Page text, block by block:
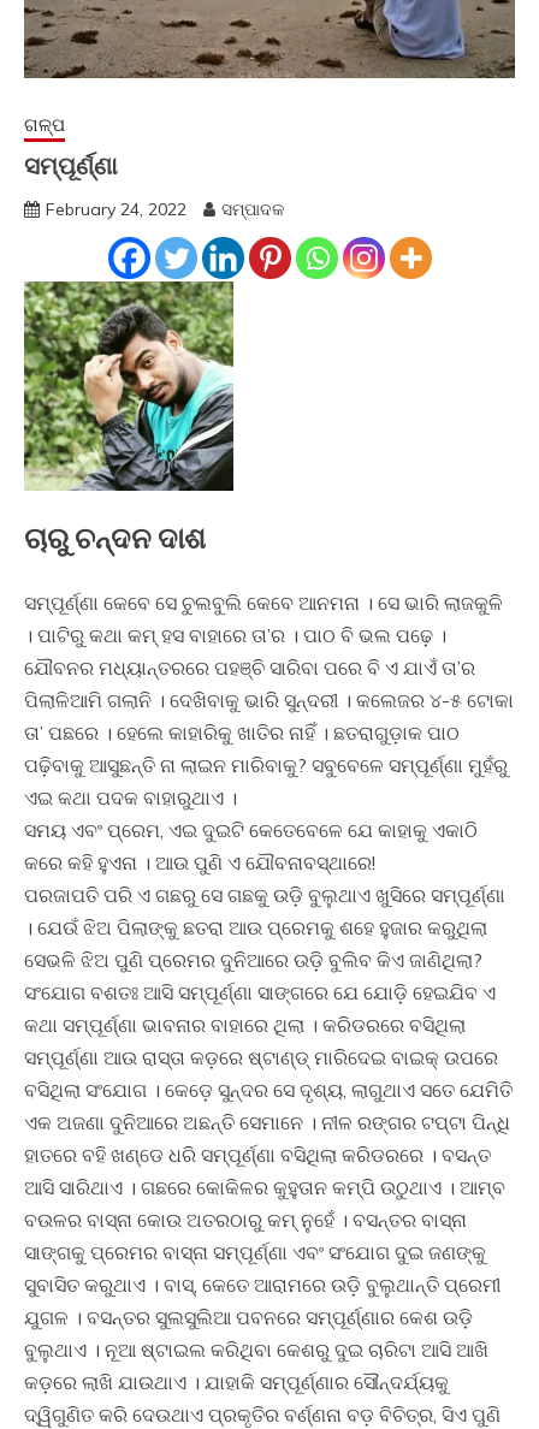
ଗଳ୍ପ
ସମ୍ପୂର୍ଣ୍ଣା
February 24, 2022 ସମ୍ପାଦକ
ଚାରୁ ଚନ୍ଦନ ଦାଶ
ସମ୍ପୂର୍ଣ୍ଣା କେବେ ସେ ଚୁଲବୁଲି କେବେ ଆନମନା । ସେ ଭାରି ଲାଜକୁଳି
। ପାଟିରୁ କଥା କମ୍‍ ହସ ବାହାରେ ତା’ର । ପାଠ ବି ଭଲ ପଢ଼େ ।
ଯୌବନର ମଧ୍ୟାନ୍ତରରେ ପହଞ୍ଚି ସାରିବା ପରେ ବି ଏ ଯାଏଁ ତା’ର
ପିଲାଳିଆମି ଗଲାନି । ଦେଖିବାକୁ ଭାରି ସୁନ୍ଦରୀ । କଲେଜର ୪-୫ ଟୋକା
ତା’ ପଛରେ । ହେଲେ କାହାରିକୁ ଖାତିର ନାହିଁ । ଛତରାଗୁଡ଼ାକ ପାଠ
ପଢ଼ିବାକୁ ଆସୁଛନ୍ତି ନା ଲାଇନ ମାରିବାକୁ? ସବୁବେଳେ ସମ୍ପୂର୍ଣ୍ଣା ମୁହଁରୁ
ଏଇ କଥା ପଦକ ବାହାରୁଥାଏ ।
ସମୟ ଏବଂ ପ୍ରେମ, ଏଇ ଦୁଇଟି କେତେବେଳେ ଯେ କାହାକୁ ଏକାଠି
କରେ କହି ହୁଏନା । ଆଉ ପୁଣି ଏ ଯୌବନାବସ୍ଥାରେ!
ପରଜାପତି ପରି ଏ ଗଛରୁ ସେ ଗଛକୁ ଉଡି଼ ବୁଲୁଥାଏ ଖୁସିରେ ସମ୍ପୂର୍ଣ୍ଣା
। ଯେଉଁ ଝିଅ ପିଲାଙ୍କୁ ଛତରା ଆଉ ପ୍ରେମକୁ ଶହେ ହୁଜାର କରୁଥିଲା
ସେଭଳି ଝିଅ ପୁଣି ପ୍ରେମର ଦୁନିଆରେ ଉଡି଼ ବୁଲିବ କିଏ ଜାଣିଥିଲା?
ସଂଯୋଗ ବଶତଃ ଆସି ସମ୍ପୂର୍ଣ୍ଣା ସାଙ୍ଗରେ ଯେ ଯୋଡି଼ ହେଇଯିବ ଏ
କଥା ସମ୍ପୂର୍ଣ୍ଣା ଭାବନାର ବାହାରେ ଥିଲା । କରିଡରରେ ବସିଥିଲା
ସମ୍ପୂର୍ଣ୍ଣା ଆଉ ରାସ୍ତା କଡ଼ରେ ଷ୍ଟାଣ୍ଡ୍‍ ମାରିଦେଇ ବାଇକ୍‍ ଉପରେ
ବସିଥିଲା ସଂଯୋଗ । କେଡ଼େ ସୁନ୍ଦର ସେ ଦୃଶ୍ୟ, ଲାଗୁଥାଏ ସତେ ଯେମିତି
ଏକ ଅଜଣା ଦୁନିଆରେ ଅଛନ୍ତି ସେମାନେ । ନୀଳ ରଙ୍ଗର ଟପ୍‍ଟା ପିନ୍ଧି
ହାତରେ ବହି ଖଣ୍ଡେ ଧରି ସମ୍ପୂର୍ଣ୍ଣା ବସିଥିଲା କରିଡରରେ । ବସନ୍ତ
ଆସି ସାରିଥାଏ । ଗଛରେ କୋକିଳର କୁହୁତାନ କମ୍ପି ଉଠୁଥାଏ । ଆମ୍ବ
ବଉଳର ବାସ୍ନା କୋଉ ଅତରଠାରୁ କମ୍‍ ନୁହେଁ । ବସନ୍ତର ବାସ୍ନା
ସାଙ୍ଗକୁ ପ୍ରେମର ବାସ୍ନା ସମ୍ପୂର୍ଣ୍ଣା ଏବଂ ସଂଯୋଗ ଦୁଇ ଜଣଙ୍କୁ
ସୁବାସିତ କରୁଥାଏ । ବାସ୍‍, କେତେ ଆରାମରେ ଉଡି଼ ବୁଲୁଥାନ୍ତି ପ୍ରେମୀ
ଯୁଗଳ । ବସନ୍ତର ସୁଲସୁଲିଆ ପବନରେ ସମ୍ପୂର୍ଣ୍ଣାର କେଶ ଉଡି଼
ବୁଲୁଥାଏ । ନୂଆ ଷ୍ଟାଇଲ କରିଥିବା କେଶରୁ ଦୁଇ ଚାରିଟା ଆସି ଆଖି
କଡ଼ରେ ଲାଖି ଯାଉଥାଏ । ଯାହାକି ସମ୍ପୂର୍ଣ୍ଣାର ସୌନ୍ଦର୍ଯ୍ୟକୁ
ଦ୍ୱିଗୁଣିତ କରି ଦେଉଥାଏ ପ୍ରକୃତିର ବର୍ଣ୍ଣନା ବଡ଼ ବିଚିତ୍ର, ସିଏ ପୁଣି